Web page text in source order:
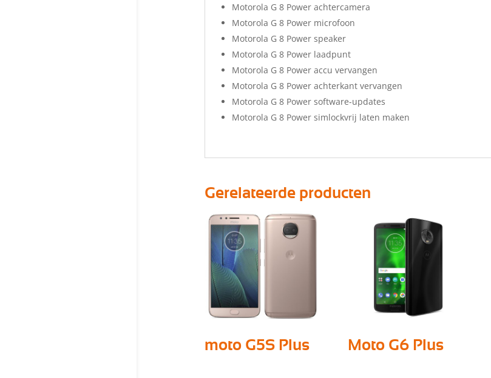
Motorola G 8 Power achtercamera
Motorola G 8 Power microfoon
Motorola G 8 Power speaker
Motorola G 8 Power laadpunt
Motorola G 8 Power accu vervangen
Motorola G 8 Power achterkant vervangen
Motorola G 8 Power software-updates
Motorola G 8 Power simlockvrij laten maken
Gerelateerde producten
moto G5S Plus Moto G6 Plus